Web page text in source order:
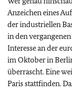
Anzeichen eines
der industriellen
in den
Interesse an der
im Oktober in
überrascht. Eine
Paris stattfinden.